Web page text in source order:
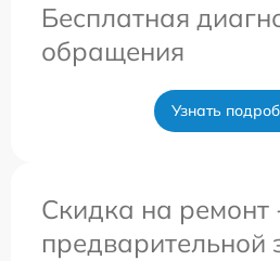
Бесплатная
обращения
Узнать
Скидка на ремонт
предварительной